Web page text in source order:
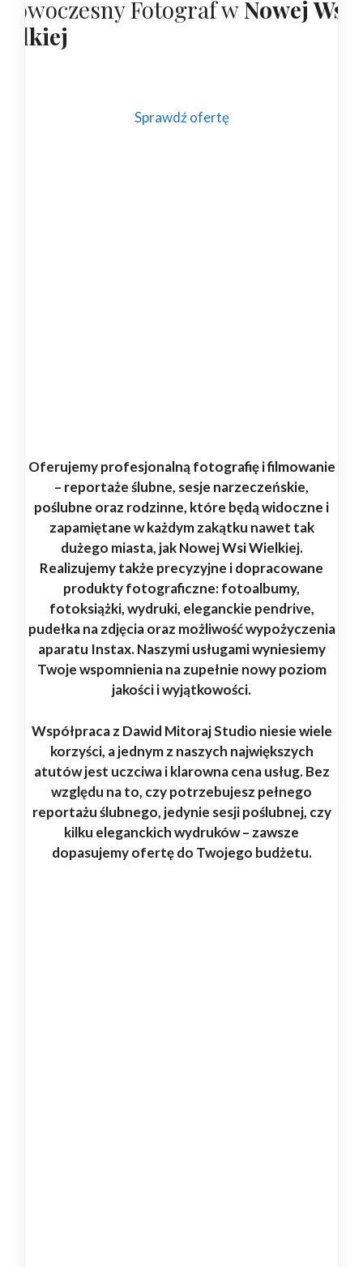
Fotograf wNowej Wsi
Sprawdź ofertę
Oferujemy profesjonalną fotografię i filmowanie
– reportaże ślubne, sesje narzeczeńskie,
poślubne oraz rodzinne, które będą widoczne i
zapamiętane w każdym zakątku nawet tak
dużego miasta, jak Nowej Wsi Wielkiej.
Realizujemy także precyzyjne i dopracowane
produkty fotograficzne: fotoalbumy,
fotoksiążki, wydruki, eleganckie pendrive,
pudełka na zdjęcia oraz możliwość wypożyczenia
aparatu Instax. Naszymi usługami wyniesiemy
Twoje wspomnienia na zupełnie nowy poziom
jakości i wyjątkowości.
Współpraca z Dawid Mitoraj Studio niesie wiele
korzyści, a jednym z naszych największych
atutów jest uczciwa i klarowna cena usług. Bez
względu na to, czy potrzebujesz pełnego
reportażu ślubnego, jedynie sesji poślubnej, czy
kilku eleganckich wydruków – zawsze
dopasujemy ofertę do Twojego budżetu.